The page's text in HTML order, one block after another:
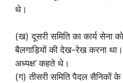
थे।
(ख) दूसरी समिति का कार्य सेना
बैलगाड़ियों की देख-रेख करना
अध्यक्ष’ कहते थे।
(ग) तीसरी समिति पैदल सैनिकों के